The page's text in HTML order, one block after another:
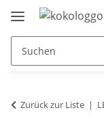
Zurück zur Liste